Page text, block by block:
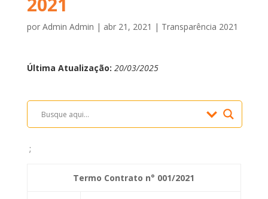
por Admin Admin | abr 21, 2021 | Transparência 2021
Última Atualização: 20/03/2025
;
Termo Contrato n° 001/2021